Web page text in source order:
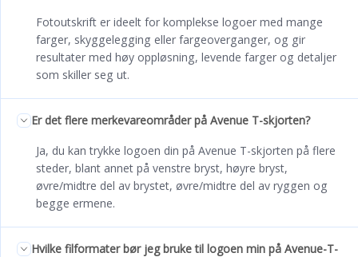
Fotoutskrift er ideelt for komplekse logoer med mange
farger, skyggelegging eller fargeoverganger, og gir
resultater med høy oppløsning, levende farger og detaljer
som skiller seg ut.
Er det flere merkevareområder på Avenue T-skjorten?
Ja, du kan trykke logoen din på Avenue T-skjorten på flere
steder, blant annet på venstre bryst, høyre bryst,
øvre/midtre del av brystet, øvre/midtre del av ryggen og
begge ermene.
Hvilke filformater bør jeg bruke til logoen min på Avenue-T-